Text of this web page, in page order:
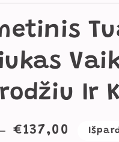
Ir
Išpardavimo
€137,00